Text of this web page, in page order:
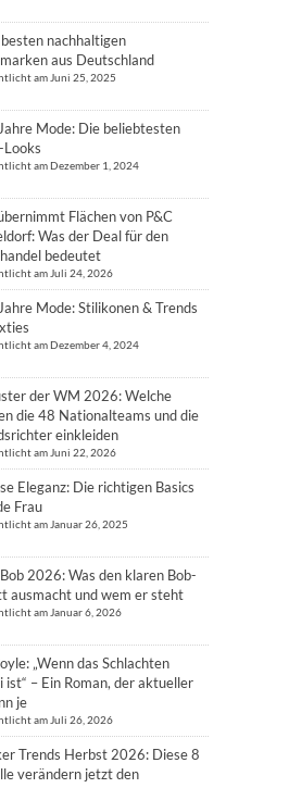
nachhaltigen
aus Deutschland
am Juni 25, 2025
Mode: Die beliebtesten
Looks
am Dezember 1, 2024
Flächen von P&C
Was der Deal für den
bedeutet
am Juli 24, 2026
Mode: Stilikonen & Trends
am Dezember 4, 2024
der WM 2026: Welche
die 48 Nationalteams und die
einkleiden
am Juni 22, 2026
Eleganz: Die richtigen Basics
Frau
am Januar 26, 2025
2026: Was den klaren Bob-
ausmacht und wem er steht
am Januar 6, 2026
„Wenn das Schlachten
ist“ – Ein Roman, der aktueller
je
am Juli 26, 2026
Trends Herbst 2026: Diese 8
verändern jetzt den